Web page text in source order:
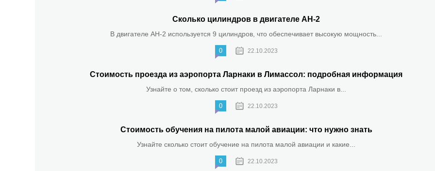
Сколько цилиндров в двигателе АН-2
В двигателе АН-2 используется 9 цилиндров, что обеспечивает высокую мощность...
0 22.10.2023
Стоимость проезда из аэропорта Ларнаки в Лимассол: подробная информация
Узнайте о том, сколько стоит проезд из аэропорта Ларнаки в...
0 22.10.2023
Стоимость обучения на пилота малой авиации: что нужно знать
Узнайте сколько стоит обучение на пилота малой авиации и какие...
0 22.10.2023